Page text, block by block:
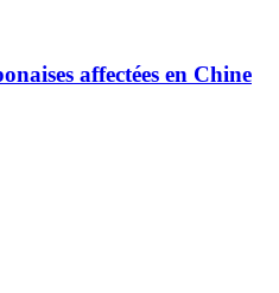
affectées en Chine